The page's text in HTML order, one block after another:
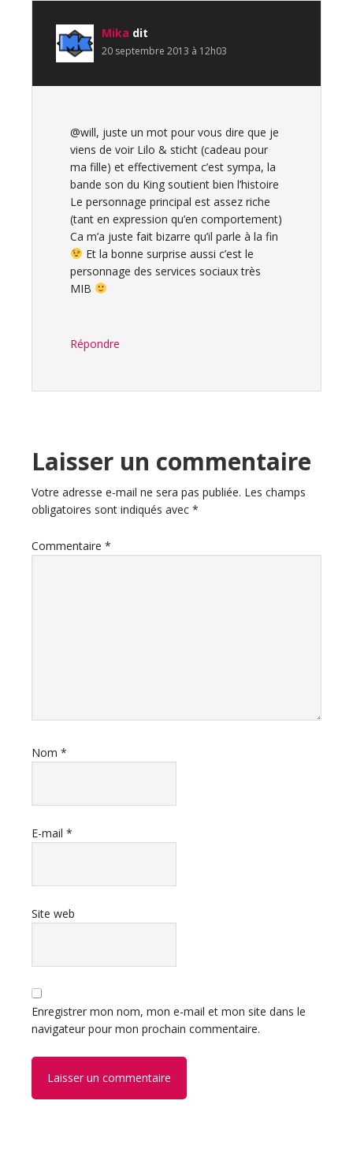
Mika dit
20 septembre 2013 à 12h03
@will, juste un mot pour vous dire que je
viens de voir Lilo & sticht (cadeau pour
ma fille) et effectivement c’est sympa, la
bande son du King soutient bien l’histoire
Le personnage principal est assez riche
(tant en expression qu’en comportement)
Ca m’a juste fait bizarre qu’il parle à la fin
Et la bonne surprise aussi c’est le
personnage des services sociaux très
MIB
Répondre
Laisser un commentaire
Votre adresse e-mail ne sera pas publiée. Les champs
obligatoires sont indiqués avec *
Commentaire *
Nom *
E-mail *
Site web
Enregistrer mon nom, mon e-mail et mon site dans le
navigateur pour mon prochain commentaire.